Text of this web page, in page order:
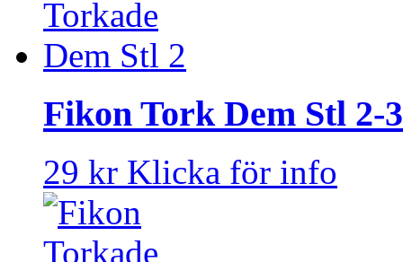
Fikon Tork Dem Stl 2-
29 kr Klicka för info